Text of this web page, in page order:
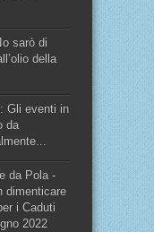
sarò di
della
Gli eventi in
da
da Pola -
dimenticare
i Caduti
2022